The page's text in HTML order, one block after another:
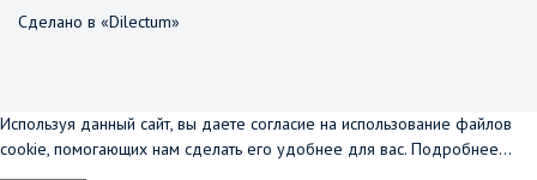
Сделано в «Dilectum»
Используя данный сайт, вы даете согласие на использование файлов
cookie, помогающих нам сделать его удобнее для вас. Подробнее...